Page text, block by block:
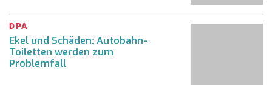
DPA
Ekel und Schäden: Autobahn-
Toiletten werden zum
Problemfall